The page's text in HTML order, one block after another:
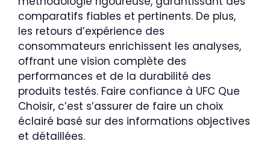
comparatifs fiables et pertinents. De plus,
les retours d’expérience des
consommateurs enrichissent les analyses,
offrant une vision complète des
performances et de la durabilité des
produits testés. Faire confiance à UFC Que
Choisir, c’est s’assurer de faire un choix
éclairé basé sur des informations objectives
et détaillées.